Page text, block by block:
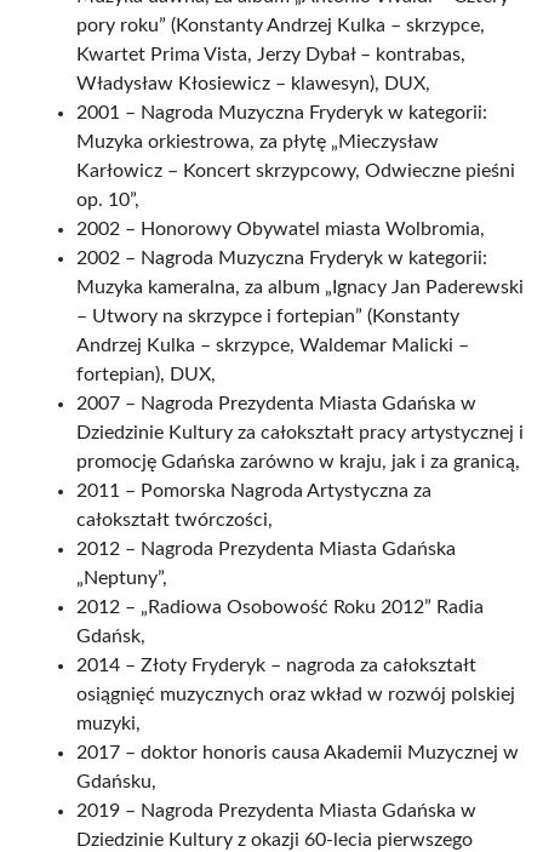
pory roku” (Konstanty Andrzej Kulka – skrzypce,
Kwartet Prima Vista, Jerzy Dybał – kontrabas,
Władysław Kłosiewicz – klawesyn), DUX,
2001 – Nagroda Muzyczna Fryderyk w kategorii:
Muzyka orkiestrowa, za płytę „Mieczysław
Karłowicz – Koncert skrzypcowy, Odwieczne pieśni
op. 10”,
2002 – Honorowy Obywatel miasta Wolbromia,
2002 – Nagroda Muzyczna Fryderyk w kategorii:
Muzyka kameralna, za album „Ignacy Jan Paderewski
– Utwory na skrzypce i fortepian” (Konstanty
Andrzej Kulka – skrzypce, Waldemar Malicki –
fortepian), DUX,
2007 – Nagroda Prezydenta Miasta Gdańska w
Dziedzinie Kultury za całokształt pracy artystycznej i
promocję Gdańska zarówno w kraju, jak i za granicą,
2011 – Pomorska Nagroda Artystyczna za
całokształt twórczości,
2012 – Nagroda Prezydenta Miasta Gdańska
„Neptuny”,
2012 – „Radiowa Osobowość Roku 2012” Radia
Gdańsk,
2014 – Złoty Fryderyk – nagroda za całokształt
osiągnięć muzycznych oraz wkład w rozwój polskiej
muzyki,
2017 – doktor honoris causa Akademii Muzycznej w
Gdańsku,
2019 – Nagroda Prezydenta Miasta Gdańska w
Dziedzinie Kultury z okazji 60-lecia pierwszego